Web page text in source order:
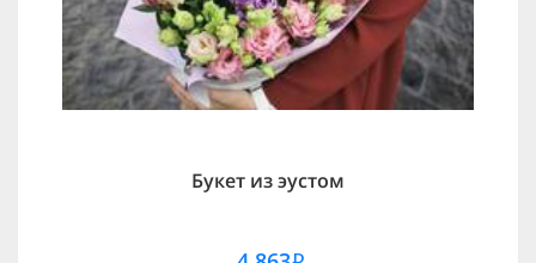
Букет из эустом